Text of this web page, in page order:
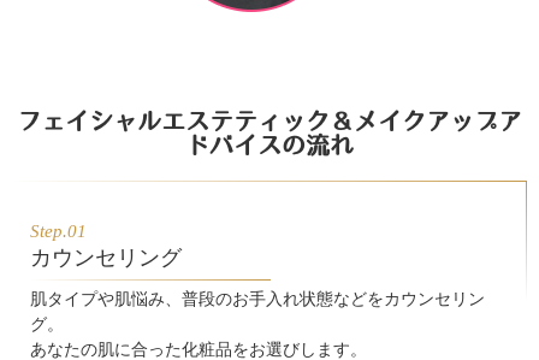
フェイシャルエステティック＆メイクアップア
ドバイスの流れ
Step.01
カウンセリング
肌タイプや肌悩み、普段のお手入れ状態などをカウンセリン
グ。
あなたの肌に合った化粧品をお選びします。